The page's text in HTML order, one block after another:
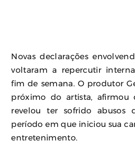
Novas declarações
voltaram a repercutir
fim de semana. O produtor
próximo do artista,
revelou ter sofrido abusos
período em que iniciou sua
entretenimento.